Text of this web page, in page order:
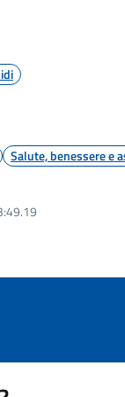
Salute, benessere e